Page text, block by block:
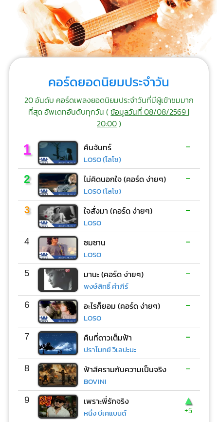
คอร์ดยอดนิยมประจำวัน
20 อันดับ คอร์ดเพลงยอดนิยมประจำวันที่มีผู้เข้าชมมาก
ที่สุด อัพเดทอันดับทุกวัน (ข้อมูลวันที่ 08/08/2569 |
20:00)
1 คืนจันทร์
LOSO (โลโซ)
-
2 ไม่คิดนอกใจ (คอร์ด ง่ายๆ)
LOSO (โลโซ)
-
3 ใจสั่งมา (คอร์ด ง่ายๆ)
LOSO
-
4 ซมซาน
LOSO
-
5 มานะ (คอร์ด ง่ายๆ)
พงษ์สิทธิ์ คำภีร์
-
6 อะไรก็ยอม (คอร์ด ง่ายๆ)
LOSO
-
7 คืนที่ดาวเต็มฟ้า
ปราโมทย์ วิเลปะนะ
-
8 ฟ้าสีครามกับความเป็นจริง
BOVINI
-
9 เพราะพี่รักจริง
หนึ่ง บีเคแบนด์
▲
+5